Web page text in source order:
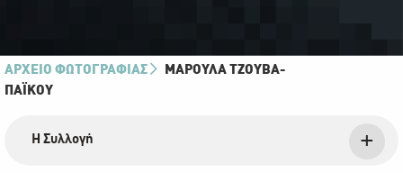
ΑΡΧΕΙΟ ΦΩΤΟΓΡΑΦΙΑΣ
ΜΑΡΟΎΛΑ ΤΖΟΎΒΑ-
ΠΑΪ́ΚΟΥ
Η Συλλογή